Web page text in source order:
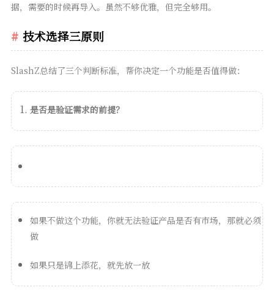
据，需要的时候再导入。虽然不够优雅，但完全够用。
技术选择三原则
SlashZ总结了三个判断标准，帮你决定一个功能是否值得做：
是否是验证需求的前提？
如果不做这个功能，你就无法验证产品是否有市场，那就必须
做
如果只是锦上添花，就先放一放